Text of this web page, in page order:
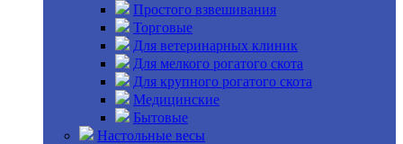
Простого взвешивания
Торговые
Для ветеринарных клиник
Для мелкого рогатого скота
Для крупного рогатого скота
Медицинские
Бытовые
Настольные весы